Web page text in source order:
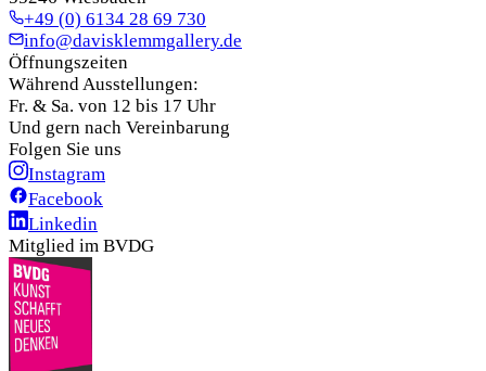
+49 (0) 6134 28 69 730
info@davisklemmgallery.de
Öffnungszeiten
Während Ausstellungen:
Fr. & Sa. von 12 bis 17 Uhr
Und gern nach Vereinbarung
Folgen Sie uns
Instagram
Facebook
Linkedin
Mitglied im BVDG